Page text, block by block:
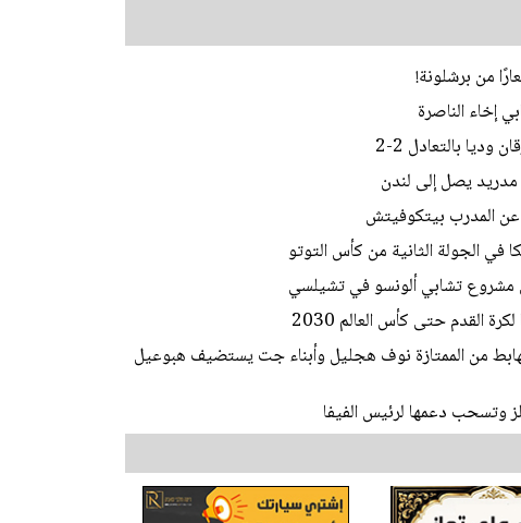
من برشلونة!
إخاء الناصرة
بالتعادل 2-2
مدريد يصل إلى لندن
عن المدرب بيتكوفيتش
في الجولة الثانية من كأس التوتو
تشابي ألونسو في تشيلسي
القدم حتى كأس العالم 2030
من الممتازة نوف هجليل وأبناء جت يستضيف هبوعيل
وتسحب دعمها لرئيس الفيفا